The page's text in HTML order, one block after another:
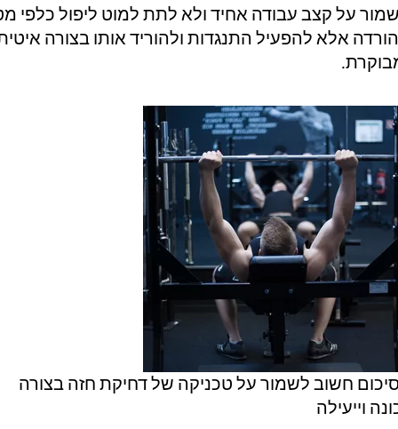
על קצב עבודה אחיד ולא לתת למוט ליפול כלפי
אלא להפעיל התנגדות ולהוריד אותו בצורה
חשוב לשמור על טכניקה של דחיקת חזה בצורה
וייעילה